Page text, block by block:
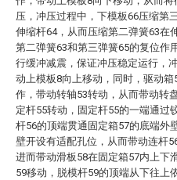
压，冲压过程中，下模板66压缩第
伸缩杆64，从而压缩第二弹簧63在
第二弹簧63和第三弹簧65的复位作
行缓冲减震，保证冲压稳定运行，
动上模板8向上移动，同时，驱动
作，带动转轴53转动，从而带动转
定杆55转动，固定杆55的一端通过
杆56的顶端贯通固定箱57的底端外
壁开设有适配孔位，从而带动连杆
进而带动滑板58在固定箱57内上下
59移动，脱模杆59的顶端从下往上